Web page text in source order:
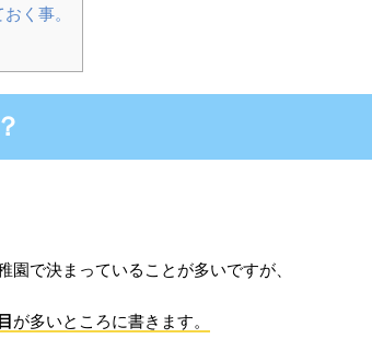
く事。
で決まっていることが多いですが、
が多いところに書きます。